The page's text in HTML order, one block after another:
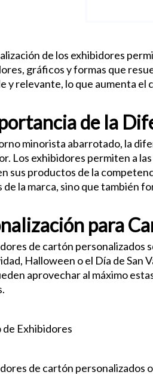
de los exhibidores
gráficos y formas que
y relevante, lo que aumenta el
de la
minorista abarrotado, la
Los exhibidores permiten a
sus productos de la
la marca, sino que también
para
de cartón personalizados
Halloween o el Día de San
aprovechar al máximo
de cartón personalizados